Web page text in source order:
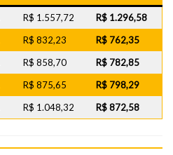
R$ 1.557,72
R$ 1.296,58
R$ 832,23
R$ 762,35
R$ 858,70
R$ 782,85
R$ 875,65
R$ 798,29
R$ 1.048,32 R$ 872,58